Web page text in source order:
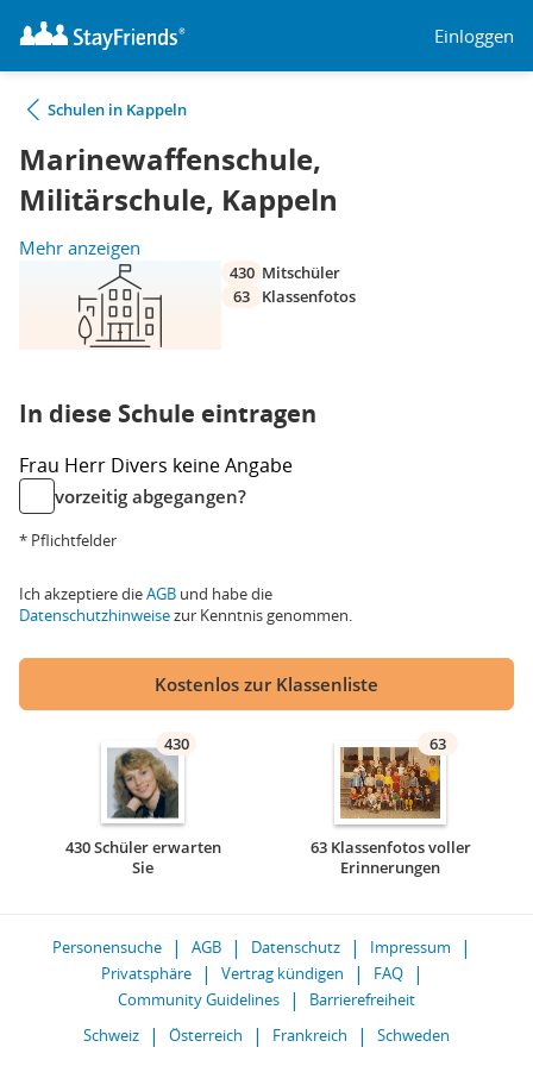
Einloggen
Schulen in Kappeln
Marinewaffenschule,
Militärschule, Kappeln
Mehr anzeigen
430 Mitschüler
63
Klassenfotos
In diese Schule eintragen
Frau Herr Divers keine Angabe
vorzeitig abgegangen?
* Pflichtfelder
Ich akzeptiere dieAGB und habe die
Datenschutzhinweisezur Kenntnis genommen.
Kostenlos zur Klassenliste
430
430 Schüler erwarten
Sie
63
63 Klassenfotos voller
Erinnerungen
Personensuche AGB Datenschutz
Impressum
Privatsphäre
Vertrag kündigen
FAQ
Community Guidelines
Barrierefreiheit
Schweiz
Österreich Frankreich Schweden